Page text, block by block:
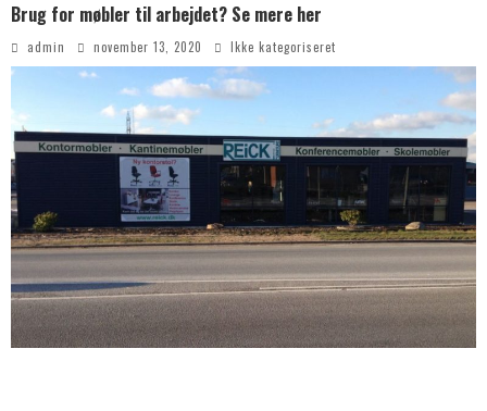
Find de bedste dame Vandresko til dit næste eventyr
Effektiv rydning af dødsbo i Gentofte
Brug for møbler til arbejdet? Se mere her
admin november 13, 2020 Ikke kategoriseret